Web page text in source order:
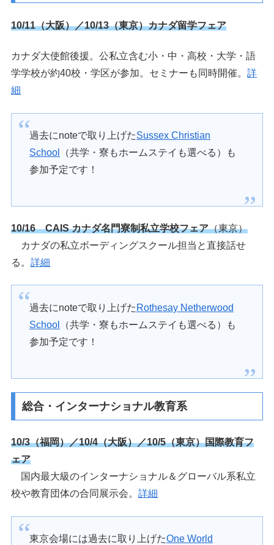
10/11（大阪）／10/13（東京）カナダ留学フェア
カナダ大使館後援。公私立含む小・中・高校・大学・語
学学校が約40校・学区が参加。セミナーも同時開催。詳
細
過去にnoteで取り上げたSussex Christian
School
（共学・寮もホームステイも選べる）も
参加予定です！
10/16 CAIS カナダ名門寮制私立学校フェア（東京）
カナダの私立ボーディングスクール担当と直接話せ
る。詳細
過去にnoteで取り上げた Rothesay Netherwood
School
（共学・寮もホームステイも選べる）も
参加予定です！
総合・インターナショナル教育系
10/3（福岡）／10/4（大阪）／10/5（東京）国際教育フ
ェア
国内最大級のインターナショナル＆グローバル系私立
校や教育団体の合同展示会。詳細
東京会場には過去に取り上げたOne World